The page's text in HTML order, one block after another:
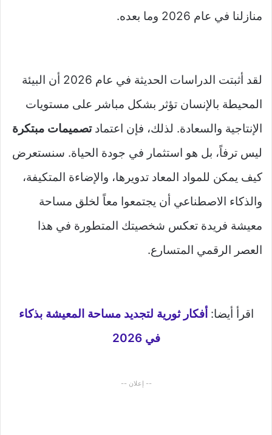
منازلنا في عام 2026 وما بعده.
لقد أثبتت الدراسات الحديثة في عام 2026 أن البيئة
المحيطة بالإنسان تؤثر بشكل مباشر على مستويات
الإنتاجية والسعادة. لذلك، فإن اعتمادتصميمات مبتكرة
ليس ترفاً، بل هو استثمار في جودة الحياة. سنستعرض
كيف يمكن للمواد المعاد تدويرها، والإضاءة المتكيفة،
والذكاء الاصطناعي أن يجتمعوا معاً لخلق مساحة
معيشة فريدة تعكس شخصيتك المتطورة في هذا
العصر الرقمي المتسارع.
اقرأ أيضا: أفكار ثورية لتجديد مساحة المعيشة بذكاء
في 2026
-- إعلان --